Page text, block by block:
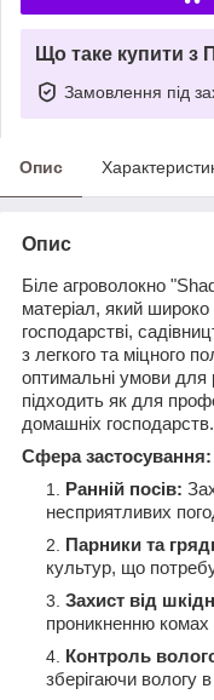
Що таке купити з
Замовлення під
Опис
Опис
Біле агроволокно
матеріал, який
господарстві,
з легкого та міцного
оптимальні умови для
підходить як для
домашніх господарств.
Сфера застосування:
Ранній посів:
несприятливих
Парники та
культур, що
Захист від
проникненню комах
Контроль
зберігаючи вологу в